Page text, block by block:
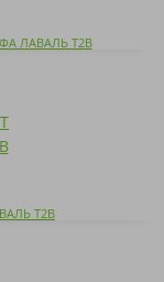
ЛАВАЛЬ T2B
T2B